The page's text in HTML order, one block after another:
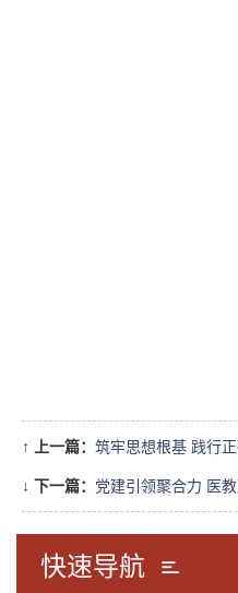
↑ 上一篇： 筑牢思想根基 践行
题党课
↓ 下一篇： 党建引领聚合力 医
与云南省传染病医院检验科党
快速导航